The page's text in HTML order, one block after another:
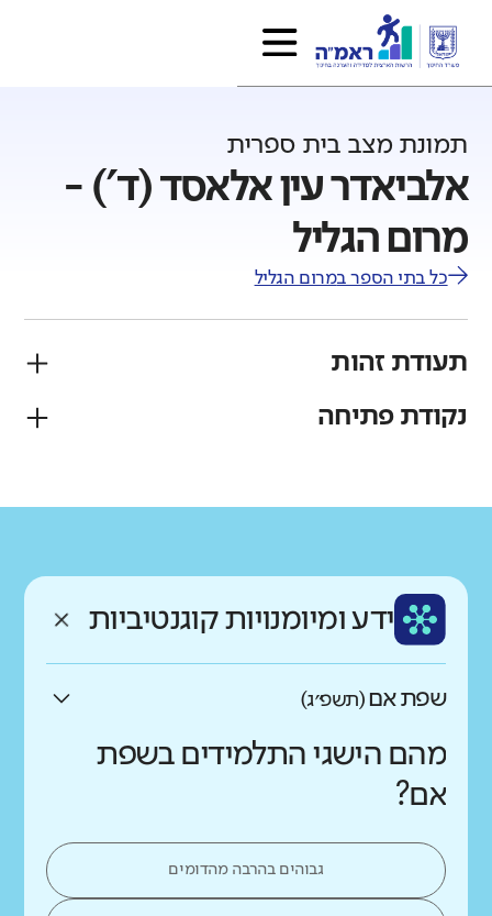
תמונת מצב בית ספרית
אלביאדר עין אלאסד (ד') -
מרום הגליל
כל בתי הספר במרום הגליל
תעודת זהות
פיקוח
ערבית בינוני
נקודת פתיחה
רקע חברתי כלכלי
נמוך ידע ומיומנויות קוגנטיביות
שפת אם(תשפ״ג)
מהם הישגי התלמידים בשפת
אם?
גבוהים בהרבה מהדומים